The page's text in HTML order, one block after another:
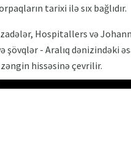
tarixi ilə sıx bağlıdır.
Hospitallers və
- Aralıq dənizindəki
hissəsinə çevrilir.